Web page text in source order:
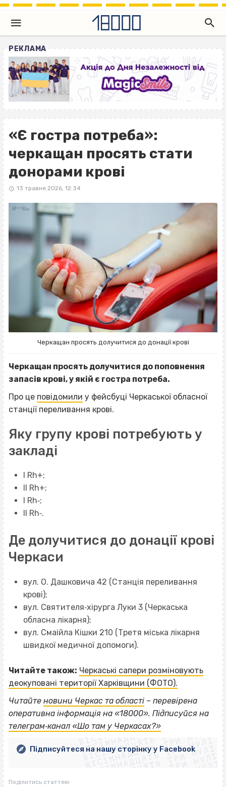
РЕКЛАМА
«Є гостра потреба»:
черкащан просять стати
донорами крові
13 травня 2026, 12:34
Черкащан просять долучитися до донації крові
Черкащан просять долучитися до поповнення
запасів крові, у якій є гостра потреба.
Про це повідомили у фейсбуці Черкаської обласної
станції переливання крові.
Яку групу крові потребують у
закладі
I Rh+;
II Rh+;
I Rh‐;
II Rh‐.
Де долучитися до донації крові
Черкаси
вул. О. Дашковича 42 (Станція переливання
крові);
вул. Святителя‐хірурга Луки 3 (Черкаська
обласна лікарня);
вул. Смаійла Кішки 210 (Третя міська лікарня
швидкої медичної допомоги).
Читайте також: Черкаські сапери розміновують
деокуповані території Харківщини (ФОТО).
Читайте новини Черкас та області – перевірена
оперативна інформація на «18000». Підписуйся на
телеграм‐канал «Шо там у Черкасах?»
ВІСІМНАДЦЯТЬ ТРИ НУЛІ
ВІСІМНАДЦЯТЬ ТРИ НУЛІ
ВІСІМНАДЦЯТЬ ТРИ НУЛІ
ВІСІМНАДЦЯТЬ ТРИ НУЛІ
ВІСІМНАДЦЯТЬ ТРИ НУЛІ
ВІСІМНАДЦЯТЬ ТРИ НУЛІ
ВІСІМНАДЦЯТЬ ТРИ НУЛІ
Підписуйтеся на нашу сторінку у Facebook
Поділитись статтею